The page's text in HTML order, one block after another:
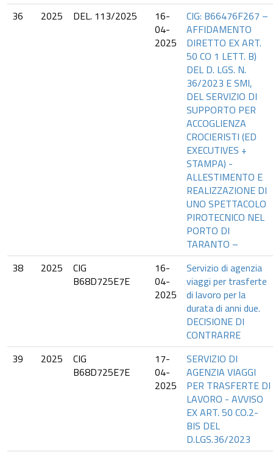
36
2025 DEL. 113/2025
16-
04-
2025
CIG: B66476F267 –
AFFIDAMENTO
DIRETTO EX ART.
50 CO 1 LETT. B)
DEL D. LGS. N.
36/2023 E SMI,
DEL SERVIZIO DI
SUPPORTO PER
ACCOGLIENZA
CROCIERISTI (ED
EXECUTIVES +
STAMPA) -
ALLESTIMENTO E
REALIZZAZIONE DI
UNO SPETTACOLO
PIROTECNICO NEL
PORTO DI
TARANTO –
38
2025
CIG
B68D725E7E
16-
04-
2025
Servizio di agenzia
viaggi per trasferte
di lavoro per la
durata di anni due.
DECISIONE DI
CONTRARRE
39
2025
CIG
B68D725E7E
17-
04-
2025
SERVIZIO DI
AGENZIA VIAGGI
PER TRASFERTE DI
LAVORO - AVVISO
EX ART. 50 CO.2-
BIS DEL
D.LGS.36/2023